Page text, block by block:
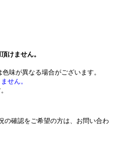
けません。
味が異なる場合がございます。
せん。
の確認をご希望の方は、お問い合わ